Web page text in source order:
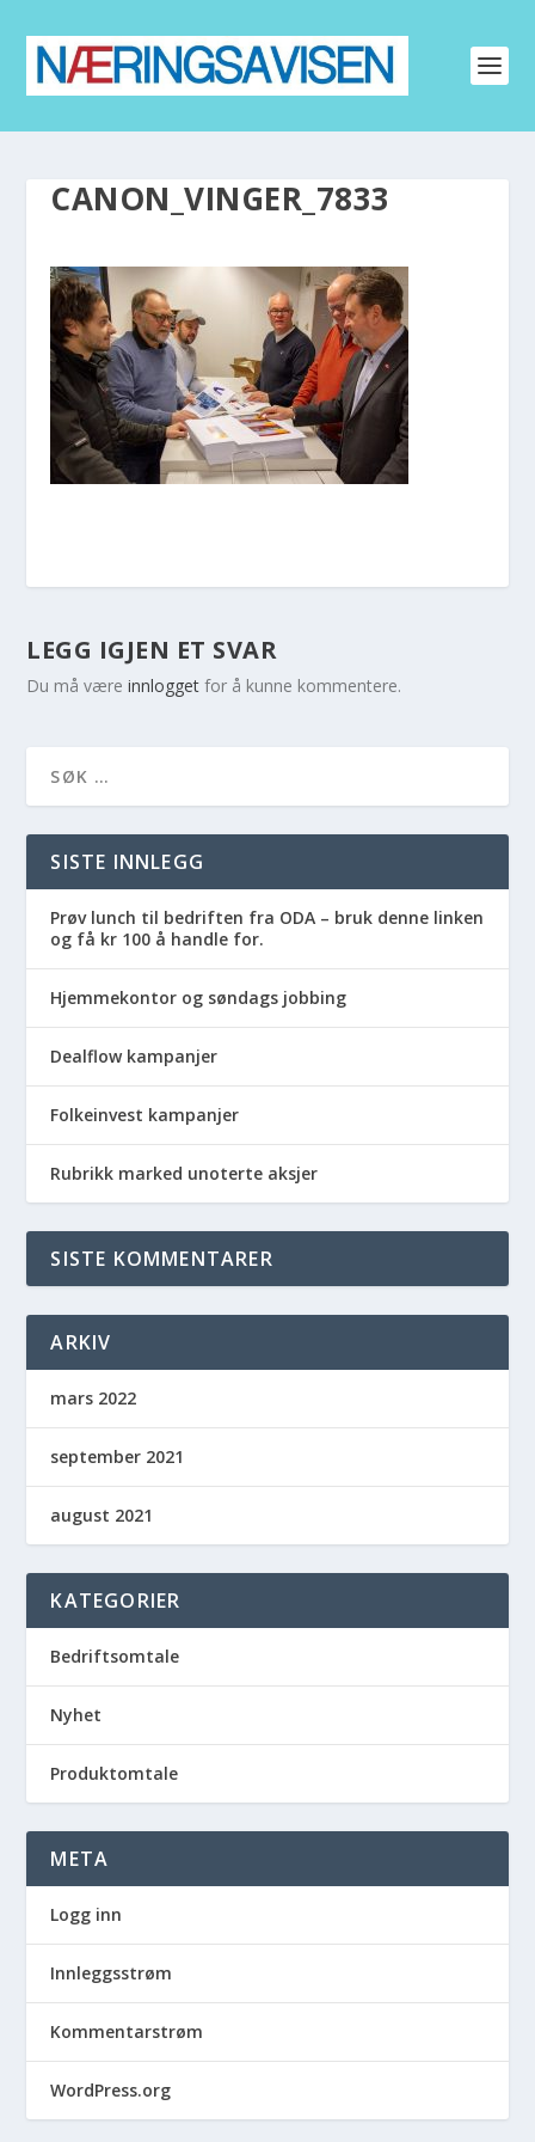
CANON_VINGER_7833
LEGG IGJEN ET SVAR
Du må væreinnlogget for å kunne kommentere.
SISTE INNLEGG
Prøv lunch til bedriften fra ODA – bruk denne linken
og få kr 100 å handle for.
Hjemmekontor og søndags jobbing
Dealflow kampanjer
Folkeinvest kampanjer
Rubrikk marked unoterte aksjer
SISTE KOMMENTARER
ARKIV
mars 2022
september 2021
august 2021
KATEGORIER
Bedriftsomtale
Nyhet
Produktomtale
META
Logg inn
Innleggsstrøm
Kommentarstrøm
WordPress.org